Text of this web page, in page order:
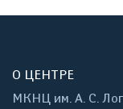
О ЦЕНТРЕ
МКНЦ им. А. С.